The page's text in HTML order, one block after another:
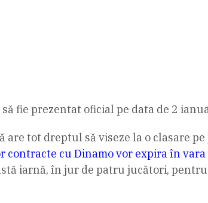
fie prezentat oficial pe data de 2
are tot dreptul să viseze la o clasare
contracte cu Dinamo vor expira în
iarnă, în jur de patru jucători,